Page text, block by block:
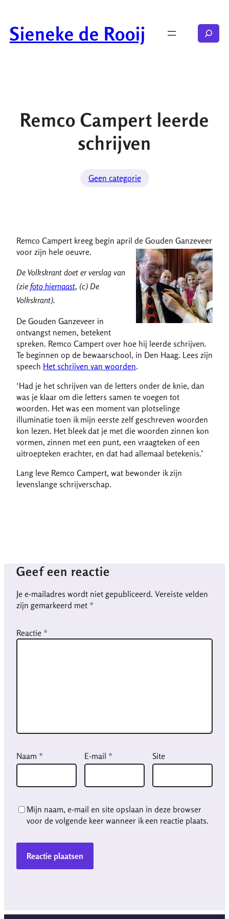
naar
deSieneke de Rooij Zoeken
Remco Campert leerde
schrijven
Geen categorie
Remco Campert kreeg begin april de Gouden Ganzeveer
voor zijn hele oeuvre.
De Volkskrant doet er verslag van
(zie foto hiernaast, (c) De
Volkskrant).
De Gouden Ganzeveer in
ontvangst nemen, betekent
spreken. Remco Campert over hoe hij leerde schrijven.
Te beginnen op de bewaarschool, in Den Haag. Lees zijn
speech Het schrijven van woorden.
‘Had je het schrijven van de letters onder de knie, dan
was je klaar om die letters samen te voegen tot
woorden. Het was een moment van plotselinge
illuminatie toen ik mijn eerste zelf geschreven woorden
kon lezen. Het bleek dat je met die woorden zinnen kon
vormen, zinnen met een punt, een vraagteken of een
uitroepteken erachter, en dat had allemaal betekenis.’
Lang leve Remco Campert, wat bewonder ik zijn
levenslange schrijverschap.
Geef een reactie
Je e-mailadres wordt niet gepubliceerd. Vereiste velden
zijn gemarkeerd met *
Reactie *
Naam * E-mail * Site
Mijn naam, e-mail en site opslaan in deze browser
voor de volgende keer wanneer ik een reactie plaats.